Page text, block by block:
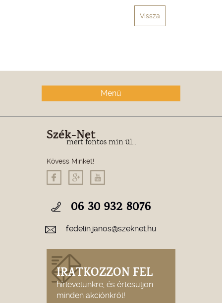
Vissza
Menü
Szék-Net
mert fontos min ül...
Kövess Minket!
06 30 932 8076
fedelin.janos@szeknet.hu
IRATKOZZON FEL
hírlevelünkre, és értesüljön
minden akciónkról!